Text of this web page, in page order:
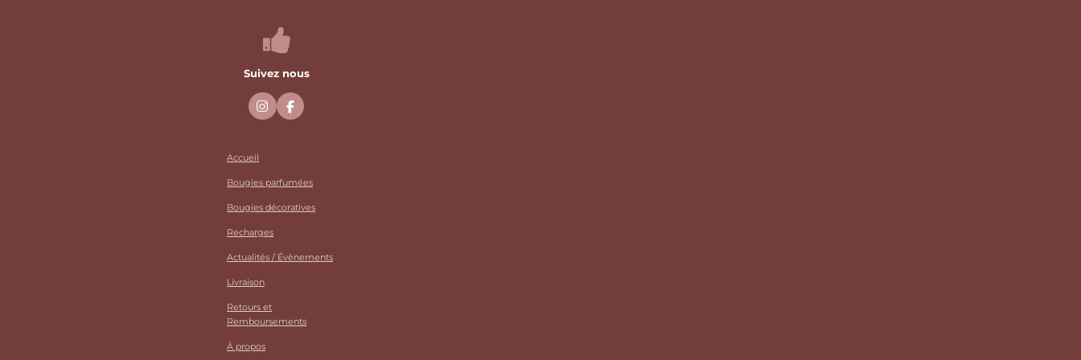
Suivez nous
I
n
r
m
F
a
o
Accueil
Bougies parfumées
Bougies décoratives
Recharges
Actualités / Évènements
Livraison
Retours et
Remboursements
À propos